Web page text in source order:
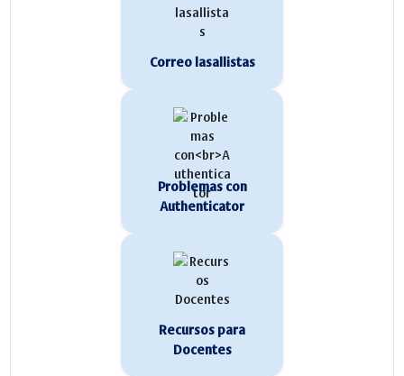
Correo lasallistas
Problemas con
Authenticator
Recursos para
Docentes